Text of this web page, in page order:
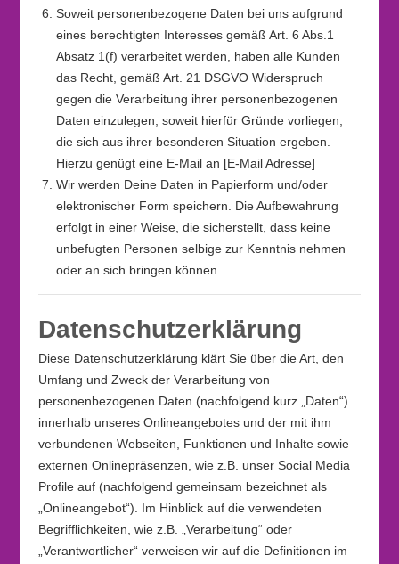
Soweit personenbezogene Daten bei uns aufgrund
eines berechtigten Interesses gemäß Art. 6 Abs.1
Absatz 1(f) verarbeitet werden, haben alle Kunden
das Recht, gemäß Art. 21 DSGVO Widerspruch
gegen die Verarbeitung ihrer personenbezogenen
Daten einzulegen, soweit hierfür Gründe vorliegen,
die sich aus ihrer besonderen Situation ergeben.
Hierzu genügt eine E-Mail an [E-Mail Adresse]
Wir werden Deine Daten in Papierform und/oder
elektronischer Form speichern. Die Aufbewahrung
erfolgt in einer Weise, die sicherstellt, dass keine
unbefugten Personen selbige zur Kenntnis nehmen
oder an sich bringen können.
Datenschutzerklärung
Diese Datenschutzerklärung klärt Sie über die Art, den
Umfang und Zweck der Verarbeitung von
personenbezogenen Daten (nachfolgend kurz „Daten“)
innerhalb unseres Onlineangebotes und der mit ihm
verbundenen Webseiten, Funktionen und Inhalte sowie
externen Onlinepräsenzen, wie z.B. unser Social Media
Profile auf (nachfolgend gemeinsam bezeichnet als
„Onlineangebot“). Im Hinblick auf die verwendeten
Begrifflichkeiten, wie z.B. „Verarbeitung“ oder
„Verantwortlicher“ verweisen wir auf die Definitionen im